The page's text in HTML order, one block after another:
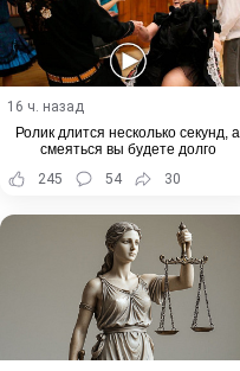
16 ч. назад
Ролик длится несколько секунд, а
смеяться вы будете долго
245
54 30